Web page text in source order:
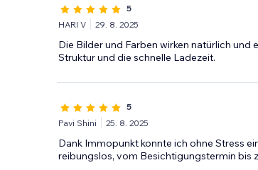
5
HARI V
29. 8. 2025
Die Bilder und Farben wirken natürlich
Struktur und die schnelle Ladezeit.
5
Pavi Shini
25. 8. 2025
Dank Immopunkt konnte ich ohne Stress
reibungslos, vom Besichtigungstermin bis